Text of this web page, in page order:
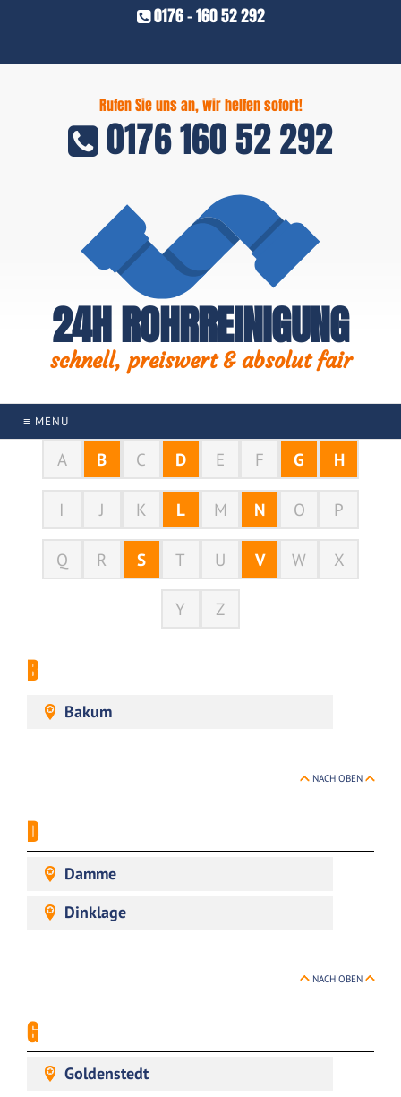
0176 - 160 52 292
Rufen Sie uns an, wir helfen sofort!
0176 160 52 292
24H ROHRREINIGUNG
schnell, preiswert & absolut fair
≡ MENU
A B C D E F G H
I J K L M N O P
Q R S T U V W X
Y Z
B
Bakum
NACH OBEN
D
Damme
Dinklage
NACH OBEN
G
Goldenstedt